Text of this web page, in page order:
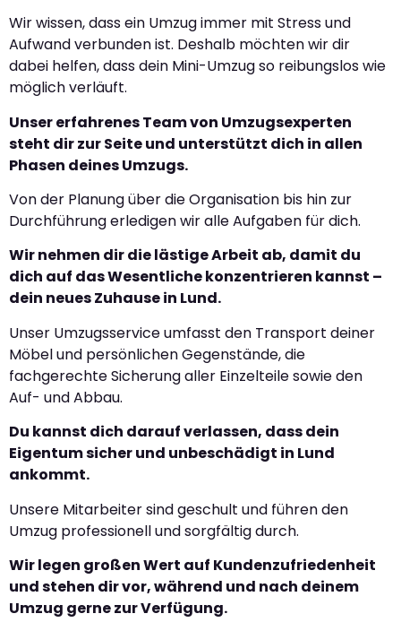
Wir wissen, dass ein Umzug immer mit Stress und
Aufwand verbunden ist. Deshalb möchten wir dir
dabei helfen, dass dein Mini-Umzug so reibungslos wie
möglich verläuft.
Unser erfahrenes Team von Umzugsexperten
steht dir zur Seite und unterstützt dich in allen
Phasen deines Umzugs.
Von der Planung über die Organisation bis hin zur
Durchführung erledigen wir alle Aufgaben für dich.
Wir nehmen dir die lästige Arbeit ab, damit du
dich auf das Wesentliche konzentrieren kannst –
dein neues Zuhause in Lund.
Unser Umzugsservice umfasst den Transport deiner
Möbel und persönlichen Gegenstände, die
fachgerechte Sicherung aller Einzelteile sowie den
Auf- und Abbau.
Du kannst dich darauf verlassen, dass dein
Eigentum sicher und unbeschädigt in Lund
ankommt.
Unsere Mitarbeiter sind geschult und führen den
Umzug professionell und sorgfältig durch.
Wir legen großen Wert auf Kundenzufriedenheit
und stehen dir vor, während und nach deinem
Umzug gerne zur Verfügung.